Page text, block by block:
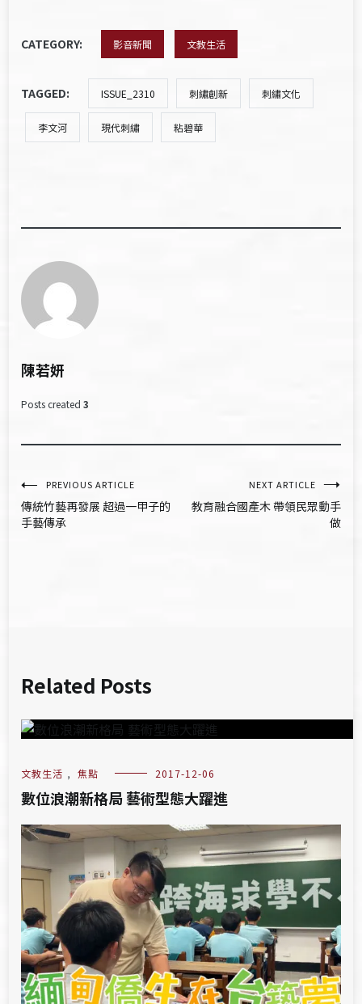
CATEGORY: 影音新聞 文教生活
TAGGED: ISSUE_2310 刺繡創新 刺繡文化
李文河 現代刺繡 粘碧華
陳若妍
Posts created 3
文
章
PREVIOUS ARTICLE
傳統竹藝再發展 超過一甲子的
手藝傳承
NEXT ARTICLE
教育融合國產木 帶領民眾動手
做
Related Posts
文教生活 , 焦點 2017-12-06
數位浪潮新格局 藝術型態大躍進